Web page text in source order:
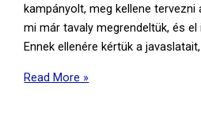
kampányolt, meg kellene tervezni
mi már tavaly megrendeltük, és
Ennek ellenére kértük a
Megtartottuk
Read More »